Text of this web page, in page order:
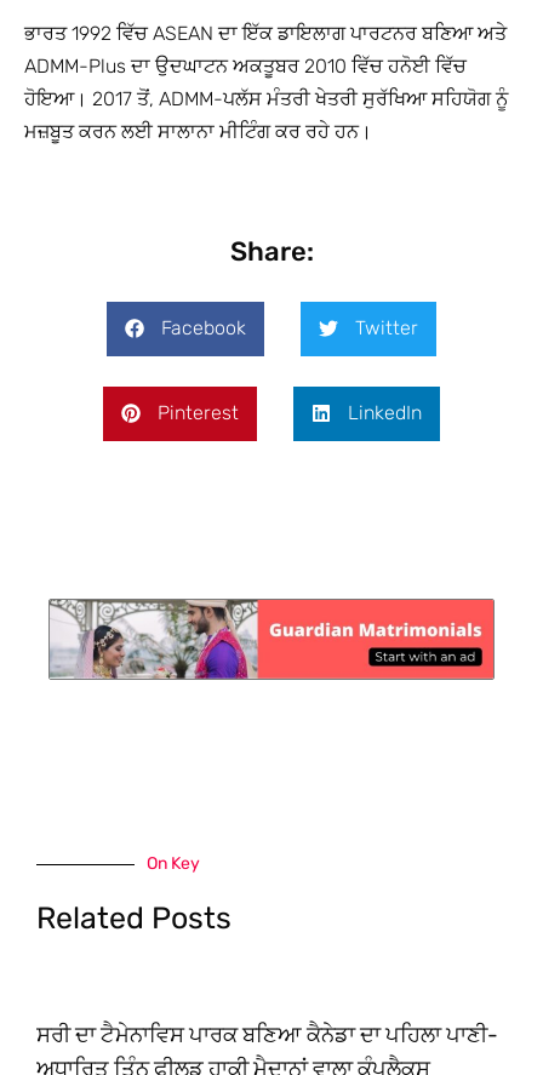
ਭਾਰਤ 1992 ਵਿੱਚ ASEAN ਦਾ ਇੱਕ ਡਾਇਲਾਗ ਪਾਰਟਨਰ ਬਣਿਆ ਅਤੇ
ADMM-Plus ਦਾ ਉਦਘਾਟਨ ਅਕਤੂਬਰ 2010 ਵਿੱਚ ਹਨੋਈ ਵਿੱਚ
ਹੋਇਆ। 2017 ਤੋਂ, ADMM-ਪਲੱਸ ਮੰਤਰੀ ਖੇਤਰੀ ਸੁਰੱਖਿਆ ਸਹਿਯੋਗ ਨੂੰ
ਮਜ਼ਬੂਤ ​​ਕਰਨ ਲਈ ਸਾਲਾਨਾ ਮੀਟਿੰਗ ਕਰ ਰਹੇ ਹਨ।
Share:
Facebook Twitter
Pinterest LinkedIn
On Key
Related Posts
ਸਰੀ ਦਾ ਟੈਮੇਨਾਵਿਸ ਪਾਰਕ ਬਣਿਆ ਕੈਨੇਡਾ ਦਾ ਪਹਿਲਾ ਪਾਣੀ-
ਅਧਾਰਿਤ ਤਿੰਨ ਫੀਲਡ ਹਾਕੀ ਮੈਦਾਨਾਂ ਵਾਲਾ ਕੰਪਲੈਕਸ